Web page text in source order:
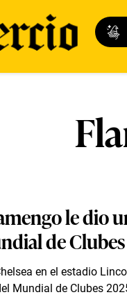
le dio
de Clubes
en el estadio
Mundial de Clubes